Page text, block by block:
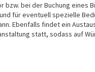
bei der Buchung eines
für eventuell spezielle
Ebenfalls findet ein
statt, sodass auf